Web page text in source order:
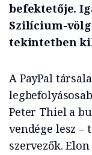
befektetője.
Szilícium-
tekintetben
A PayPal
Peter Thiel a
vendége lesz –
szervezők.